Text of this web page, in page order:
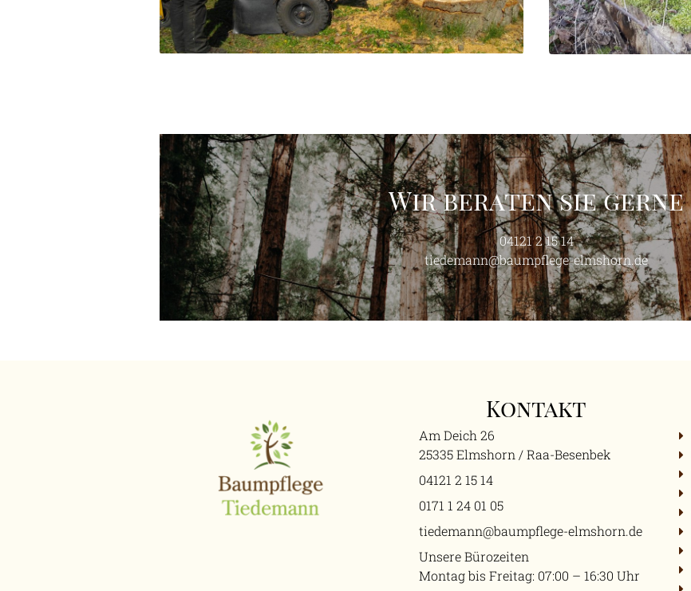
Wir beraten sie gerne
04121 2 15 14
tiedemann@baumpflege-elmshorn.de
Kontakt
Am Deich 26
25335Elmshorn / Raa-Besenbek
04121 2 15 14
0171 1 24 01 05
tiedemann@baumpflege-elmshorn.de
Unsere Bürozeiten
Montag bis Freitag: 07:00 – 16:30 Uhr